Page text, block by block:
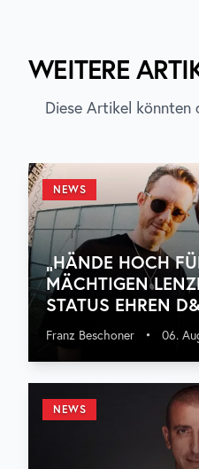
WEITERE
Diese Artikel könnten
NEWS
„HÄNDE HOCH
MÄCHTIGEN
STATUS EHREN
Franz Beschoner • 06.
NEWS